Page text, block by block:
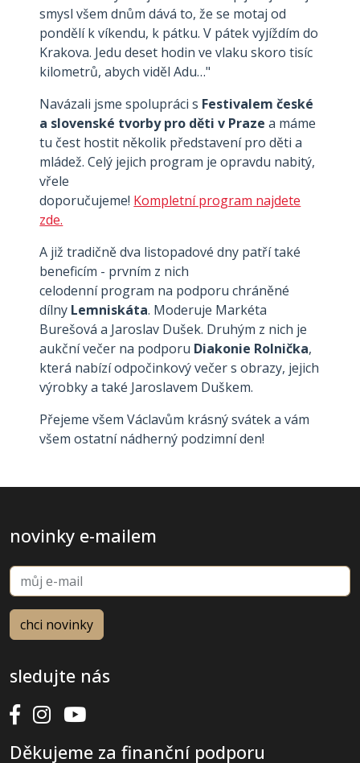
smysl všem dnům dává to, že se motaj od
pondělí k víkendu, k pátku. V pátek vyjíždím do
Krakova. Jedu deset hodin ve vlaku skoro tisíc
kilometrů, abych viděl Adu…"
Navázali jsme spolupráci s Festivalem české
a slovenské tvorby pro děti v Praze a máme
tu čest hostit několik představení pro děti a
mládež. Celý jejich program je opravdu nabitý,
vřele
doporučujeme! Kompletní program najdete
zde.
A již tradičně dva listopadové dny patří také
beneficím - prvním z nich
celodenní program na podporu chráněné
dílny Lemniskáta. Moderuje Markéta
Burešová a Jaroslav Dušek. Druhým z nich je
aukční večer na podporu Diakonie Rolnička,
která nabízí odpočinkový večer s obrazy, jejich
výrobky a také Jaroslavem Duškem.
Přejeme všem Václavům krásný svátek a vám
všem ostatní nádherný podzimní den!
novinky e-mailem
sledujte nás
Děkujeme za finanční podporu